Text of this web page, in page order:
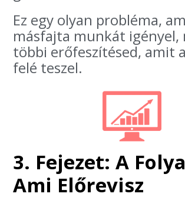
Ez egy olyan probléma,
másfajta munkát igényel,
többi erőfeszítésed, amit
felé teszel.
3. Fejezet: A
Ami Előrevisz